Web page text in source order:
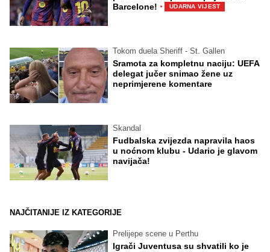
Barcelone! · UDARNA VIJEST
Tokom duela Sheriff - St. Gallen
Sramota za kompletnu naciju: UEFA
delegat jučer snimao žene uz
neprimjerene komentare
Skandal
Fudbalska zvijezda napravila haos
u noćnom klubu - Udario je glavom
navijača!
NAJČITANIJE IZ KATEGORIJE
Prelijepe scene u Perthu
Igrači Juventusa su shvatili ko je